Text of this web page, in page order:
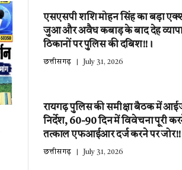
एसएसपी शशि मोहन सिंह का बड़ा
जुआ और अवैध कबाड़ के बाद देह
ठिकानों पर पुलिस की दबिश!!।
छत्तीसगढ़ July 31, 2026
रायगढ़ पुलिस की समीक्षा बैठक में
निर्देश, 60-90 दिन में विवेचना पूरी
तत्काल एफआईआर दर्ज करने पर जोर!!
छत्तीसगढ़ July 31, 2026